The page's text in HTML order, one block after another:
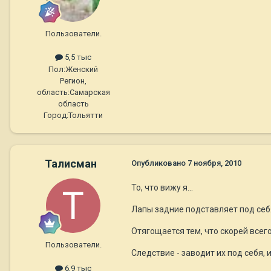
Пользователи.
5,5 тыс
Пол:Женский
Регион,
область:Самарская
область
Город:Тольятти
Талисман
Пользователи.
6,9 тыс
Опубликовано 7 ноября, 2010
То, что вижу я...
Лапы задние подставляет под
Отягощается тем, что скорей
Следствие - заводит их под себя,